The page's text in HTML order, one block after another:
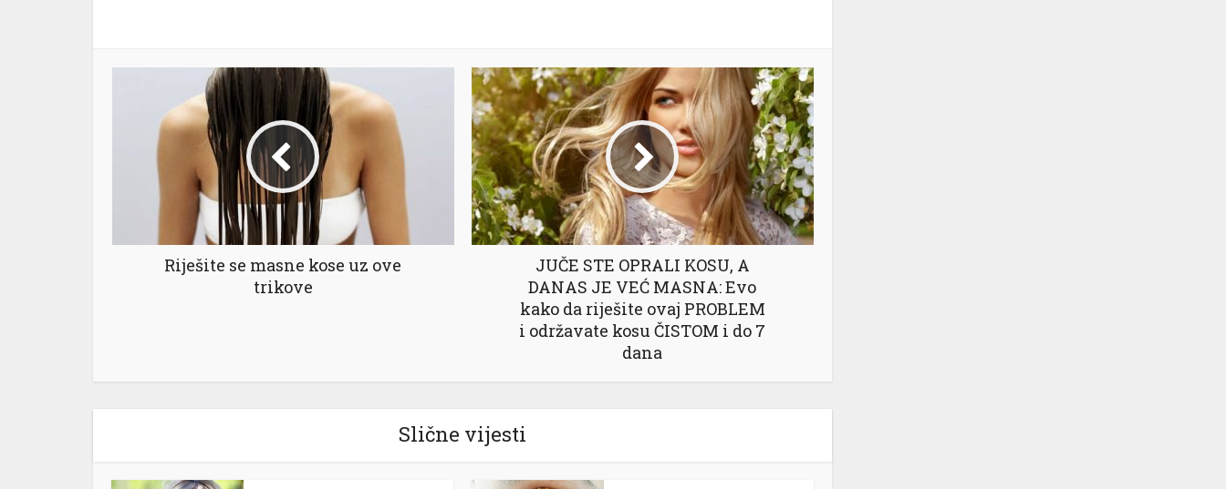
Riješite se masne kose uz ove
trikove
JUČE STE OPRALI KOSU, A
DANAS JE VEĆ MASNA: Evo
kako da riješite ovaj PROBLEM
i održavate kosu ČISTOM i do 7
dana
Slične vijesti